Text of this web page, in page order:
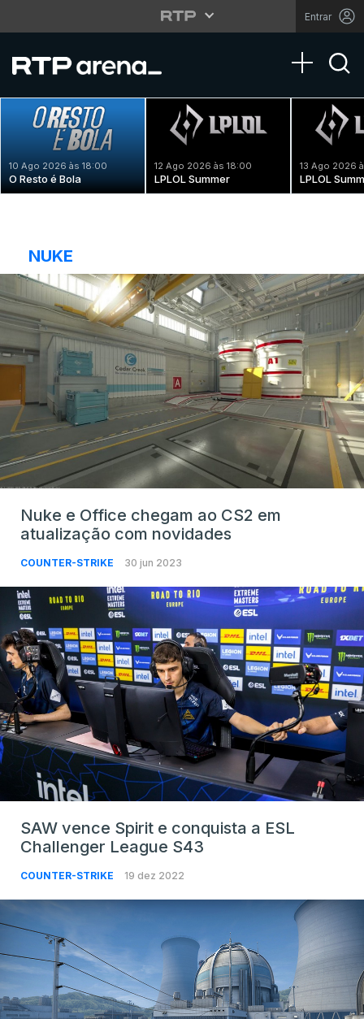
Entrar
Toggle
10 Ago 2026 às 18:00
O Resto é Bola
12 Ago 2026 às 18:00
LPLOL Summer
13 Ago 2026
LPLOL
NUKE
Nuke e Office chegam ao CS2 em
atualização com novidades
COUNTER-STRIKE 30 jun 2023
SAW vence Spirit e conquista a ESL
Challenger League S43
COUNTER-STRIKE 19 dez 2022